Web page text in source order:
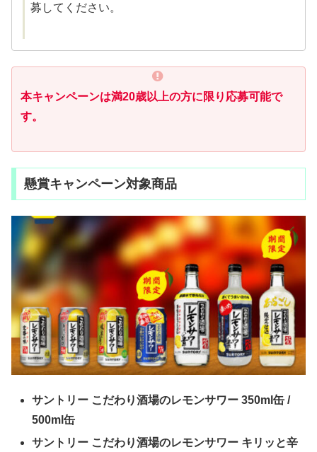
募してください。
本キャンペーンは満20歳以上の方に限り応募可能で
す。
懸賞キャンペーン対象商品
サントリー こだわり酒場のレモンサワー 350ml缶 /
500ml缶
サントリー こだわり酒場のレモンサワー キリッと辛